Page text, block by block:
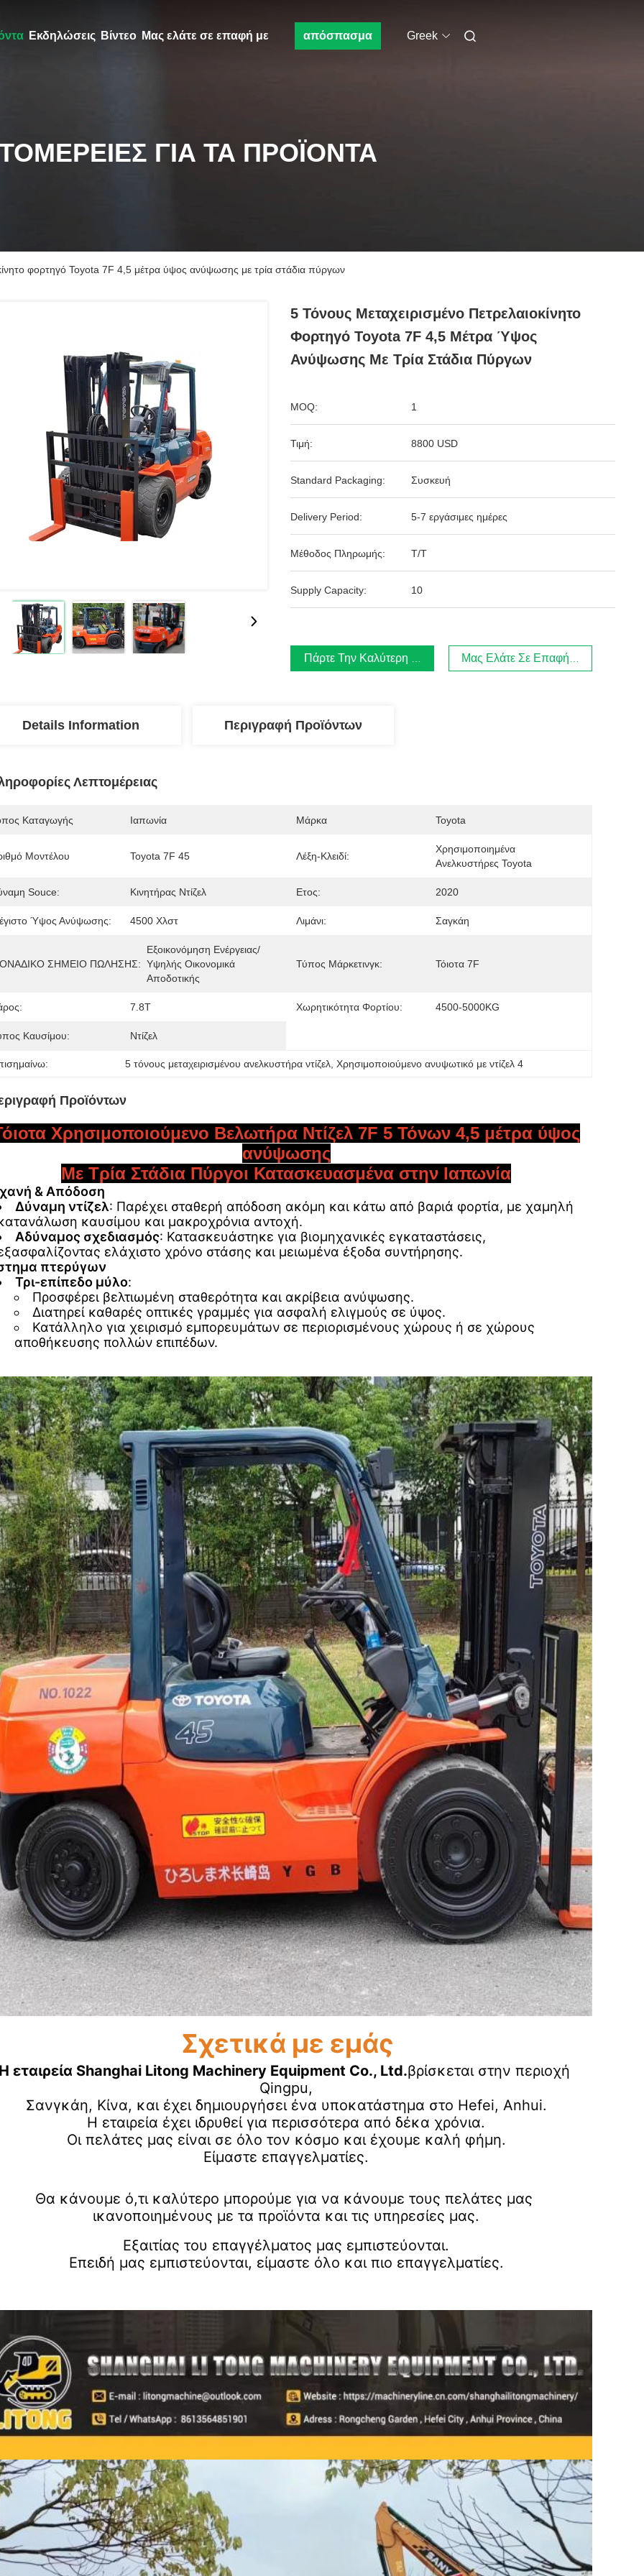
Εκδηλώσεις Βίντεο Μας ελάτε σε επαφή με απόσπασμα Greek
ΓΙΑ ΤΑ ΠΡΟΪΌΝΤΑ
φορτηγό Toyota 7F 4,5 μέτρα ύψος ανύψωσης με τρία στάδια πύργων
5 Τόνους Μεταχειρισμένο Πετρελαιοκίνητο
Φορτηγό Toyota 7F 4,5 Μέτρα Ύψος
Ανύψωσης Με Τρία Στάδια Πύργων
MOQ: 1
Τιμή: 8800 USD
Standard Packaging: Συσκευή
Delivery Period: 5-7 εργάσιμες ημέρες
Μέθοδος Πληρωμής: Τ/Τ
Supply Capacity: 10
Πάρτε Την Καλύτερη Τιμή Μας Ελάτε Σε Επαφή Με
Details Information Περιγραφή Προϊόντων
Λεπτομέρειας
Καταγωγής Ιαπωνία Μάρκα Toyota
Μοντέλου Toyota 7F 45 Λέξη-Κλειδί:
Χρησιμοποιημένα
Ανελκυστήρες Toyota
Souce: Κινητήρας Ντίζελ Ετος: 2020
Ύψος Ανύψωσης: 4500 Χλστ Λιμάνι: Σαγκάη
ΣΗΜΕΙΟ ΠΩΛΗΣΗΣ:
Εξοικονόμηση Ενέργειας/
Υψηλής Οικονομικά
Αποδοτικής
Τύπος Μάρκετινγκ: Τόιοτα 7F
7.8T Χωρητικότητα Φορτίου: 4500-5000KG
Καυσίμου: Ντίζελ
5 τόνους μεταχειρισμένου ανελκυστήρα ντίζελ , Χρησιμοποιούμενο ανυψωτικό με ντίζελ 4
Προϊόντων
Χρησιμοποιούμενο Βελωτήρα Ντίζελ 7F 5 Τόνων 4,5 μέτρα ύψος
ανύψωσης
Με Τρία Στάδια Πύργοι Κατασκευασμένα στην Ιαπωνία
& Απόδοση
Δύναμη ντίζελ: Παρέχει σταθερή απόδοση ακόμη και κάτω από βαριά φορτία, με χαμηλή
καυσίμου και μακροχρόνια αντοχή.
Αδύναμος σχεδιασμός: Κατασκευάστηκε για βιομηχανικές εγκαταστάσεις,
ελάχιστο χρόνο στάσης και μειωμένα έξοδα συντήρησης.
πτερύγων
Τρι-επίπεδο μύλο:
Προσφέρει βελτιωμένη σταθερότητα και ακρίβεια ανύψωσης.
Διατηρεί καθαρές οπτικές γραμμές για ασφαλή ελιγμούς σε ύψος.
Κατάλληλο για χειρισμό εμπορευμάτων σε περιορισμένους χώρους ή σε χώρους
αποθήκευσης πολλών επιπέδων.
Σχετικά με εμάς
Η εταιρεία Shanghai Litong Machinery Equipment Co., Ltd.βρίσκεται στην περιοχή
Qingpu,
Σανγκάη, Κίνα, και έχει δημιουργήσει ένα υποκατάστημα στο Hefei, Anhui.
Η εταιρεία έχει ιδρυθεί για περισσότερα από δέκα χρόνια.
Οι πελάτες μας είναι σε όλο τον κόσμο και έχουμε καλή φήμη.
Είμαστε επαγγελματίες.
Θα κάνουμε ό,τι καλύτερο μπορούμε για να κάνουμε τους πελάτες μας
ικανοποιημένους με τα προϊόντα και τις υπηρεσίες μας.
Εξαιτίας του επαγγέλματος μας εμπιστεύονται.
Επειδή μας εμπιστεύονται, είμαστε όλο και πιο επαγγελματίες.